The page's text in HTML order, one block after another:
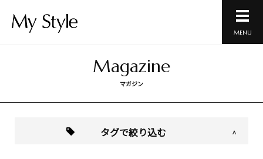
MENU
Magazine
マガジン
タグで絞り込む